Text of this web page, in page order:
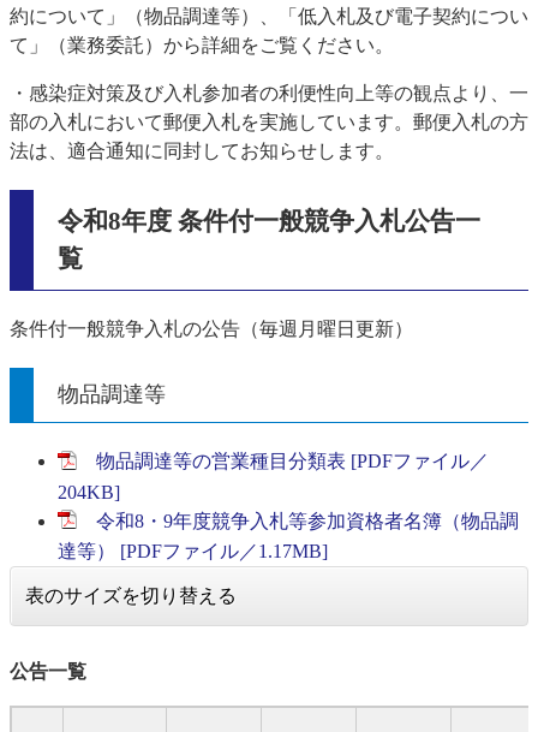
約について」（物品調達等）、「低入札及び電子契約につい
て」（業務委託）から詳細をご覧ください。
・感染症対策及び入札参加者の利便性向上等の観点より、一
部の入札において郵便入札を実施しています。郵便入札の方
法は、適合通知に同封してお知らせします。
令和8年度 条件付一般競争入札公告一
覧
条件付一般競争入札の公告（毎週月曜日更新）
物品調達等
物品調達等の営業種目分類表 [PDFファイル／
204KB]
令和8・9年度競争入札等参加資格者名簿（物品調
達等） [PDFファイル／1.17MB]
表のサイズを切り替える
公告一覧